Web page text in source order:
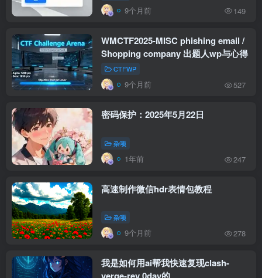
9个月前 149
WMCTF2025-MISC phishing email /
Shopping company 出题人wp与心得
CTFWP
9个月前 527
密码保护：2025年5月22日
杂项
1年前 247
高速制作微信hdr表情包教程
杂项
9个月前 278
我是如何用ai帮我快速复现clash-